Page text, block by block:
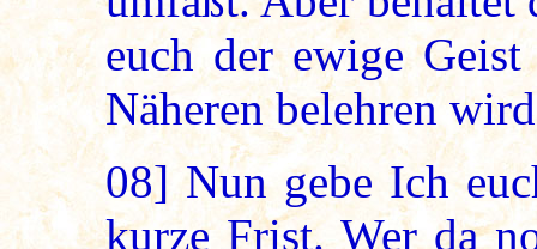
euch der ewige
Näheren belehren
08] Nun gebe Ich
kurze Frist. Wer da